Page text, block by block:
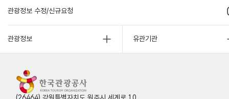
관광정보 수정/신규요청
관광정보 유관기관
(26464) 강원특별자치도 원주시 세계로 10